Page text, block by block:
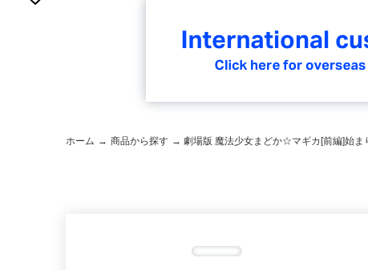
ホーム → 商品から探す → 劇場版 魔法少女まどか☆マギカ[前編]始ま